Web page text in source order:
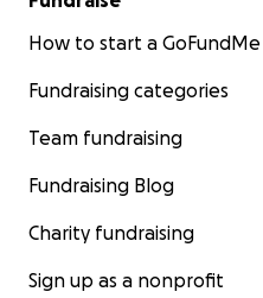
How to start a GoFundMe
Fundraising categories
Team fundraising
Fundraising Blog
Charity fundraising
Sign up as a nonprofit